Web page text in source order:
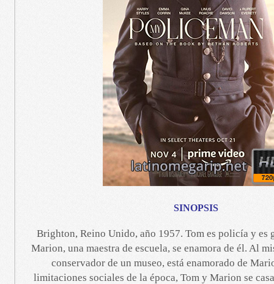
SINOPSIS
Brighton, Reino Unido, año 1957. Tom es policía y es
Marion, una maestra de escuela, se enamora de él. Al
conservador de un museo, está enamorado de
limitaciones sociales de la época, Tom y Marion se